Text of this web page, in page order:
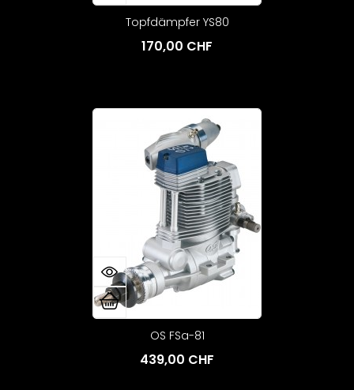
Topfdämpfer YS80
170,00 CHF
OS FSa-81
439,00 CHF